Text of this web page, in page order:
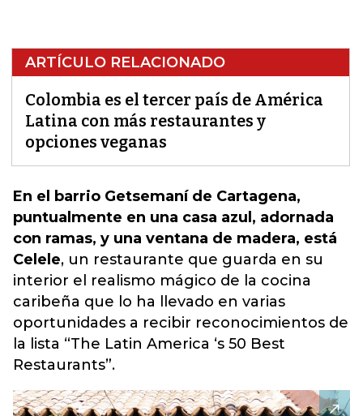
ARTÍCULO RELACIONADO
Colombia es el tercer país de América
Latina con más restaurantes y
opciones veganas
En el barrio Getsemaní de Cartagena,
puntualmente en una casa azul, adornada
con ramas, y una ventana de madera, está
Celele, un restaurante que guarda en su
interior el realismo mágico de la cocina
caribeña que lo ha llevado en varias
oportunidades a recibir reconocimientos de
la lista “The Latin America ‘s 50 Best
Restaurants”.